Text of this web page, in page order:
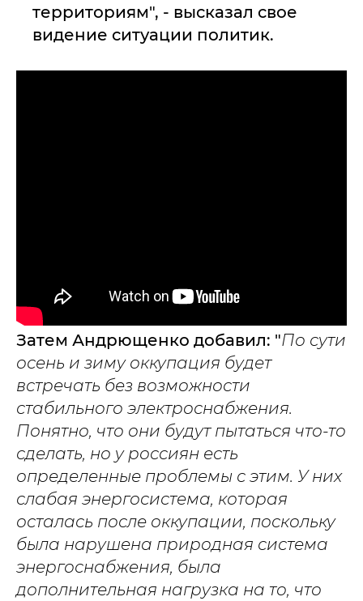
территориям", - высказал свое
видение ситуации политик.
Затем Андрющенко добавил: "По сути
осень и зиму оккупация будет
встречать без возможности
стабильного электроснабжения.
Понятно, что они будут пытаться что-то
сделать, но у россиян есть
определенные проблемы с этим. У них
слабая энергосистема, которая
осталась после оккупации, поскольку
была нарушена природная система
энергоснабжения, была
дополнительная нагрузка на то, что